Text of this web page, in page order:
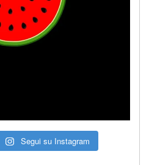
Segui su Instagram